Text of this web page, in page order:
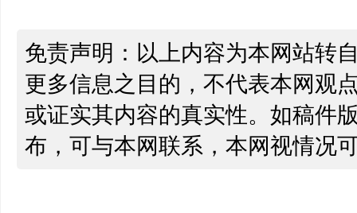
免责声明：以上内容为本网站转
更多信息之目的，不代表本网观
或证实其内容的真实性。如稿件
布，可与本网联系，本网视情况